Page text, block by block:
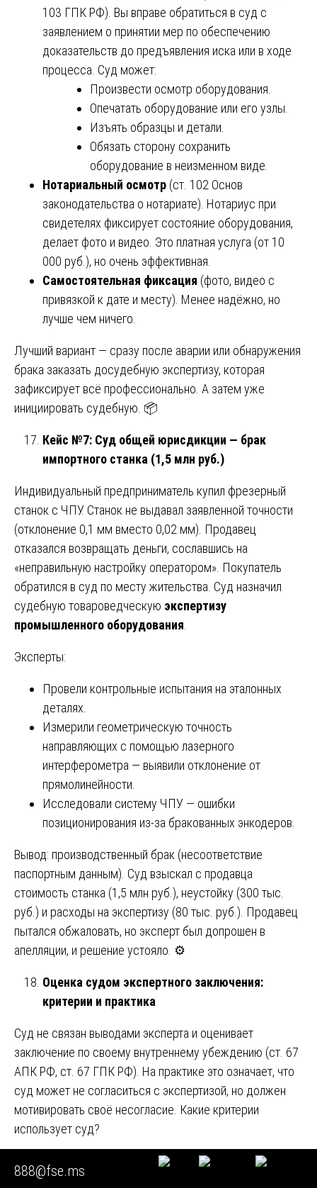
103 ГПК РФ). Вы вправе обратиться в суд с
заявлением о принятии мер по обеспечению
доказательств до предъявления иска или в ходе
процесса. Суд может:
Произвести осмотр оборудования.
Опечатать оборудование или его узлы.
Изъять образцы и детали.
Обязать сторону сохранить
оборудование в неизменном виде.
Нотариальный осмотр (ст. 102 Основ
законодательства о нотариате). Нотариус при
свидетелях фиксирует состояние оборудования,
делает фото и видео. Это платная услуга (от 10
000 руб.), но очень эффективная.
Самостоятельная фиксация (фото, видео с
привязкой к дате и месту). Менее надёжно, но
лучше чем ничего.
Лучший вариант — сразу после аварии или обнаружения
брака заказать досудебную экспертизу, которая
зафиксирует всё профессионально. А затем уже
инициировать судебную. 📦
Кейс №7: Суд общей юрисдикции — брак
импортного станка (1,5 млн руб.)
Индивидуальный предприниматель купил фрезерный
станок с ЧПУ. Станок не выдавал заявленной точности
(отклонение 0,1 мм вместо 0,02 мм). Продавец
отказался возвращать деньги, сославшись на
«неправильную настройку оператором». Покупатель
обратился в суд по месту жительства. Суд назначил
судебную товароведческую экспертизу
промышленного оборудования
Эксперты:
Провели контрольные испытания на эталонных
деталях.
Измерили геометрическую точность
направляющих с помощью лазерного
интерферометра — выявили отклонение от
прямолинейности.
Исследовали систему ЧПУ — ошибки
позиционирования из-за бракованных энкодеров.
Вывод: производственный брак (несоответствие
паспортным данным). Суд взыскал с продавца
стоимость станка (1,5 млн руб.), неустойку (300 тыс.
руб.) и расходы на экспертизу (80 тыс. руб.). Продавец
пытался обжаловать, но эксперт был допрошен в
апелляции, и решение устояло. ⚙️
Оценка судом экспертного заключения:
критерии и практика
Суд не связан выводами эксперта и оценивает
заключение по своему внутреннему убеждению (ст. 67
АПК РФ, ст. 67 ГПК РФ). На практике это означает, что
суд может не согласиться с экспертизой, но должен
мотивировать своё несогласие. Какие критерии
использует суд?
Полнота и всесторонность
— исследованы ли
все необходимые узлы, учтены ли все
888@fse.ms